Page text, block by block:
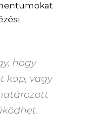
hogy
kap, vagy